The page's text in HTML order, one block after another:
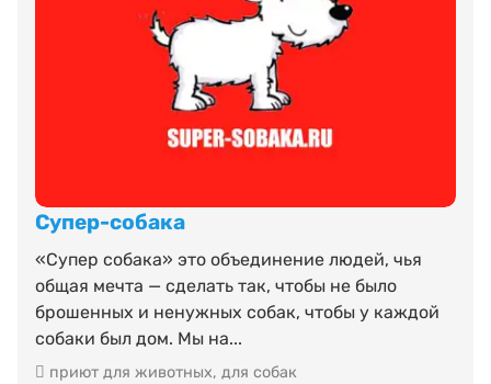
Супер-собака
«Супер собака» это объединение людей, чья
общая мечта — сделать так, чтобы не было
брошенных и ненужных собак, чтобы у каждой
собаки был дом. Мы на...
приют для животных, для собак